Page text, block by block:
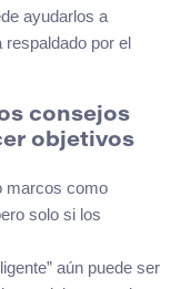
ayudarlos a
respaldado por el
consejos
objetivos
marcos como
solo si los
aún puede ser